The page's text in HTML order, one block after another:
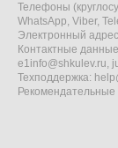
Телефоны
WhatsApp, Viber,
Электронный
Контактные
e1info@shkulev.ru,
Техподдержка: